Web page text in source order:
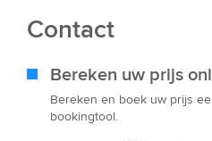
Contact
Bereken uw prijs
Bereken en boek uw prijs
bookingtool.